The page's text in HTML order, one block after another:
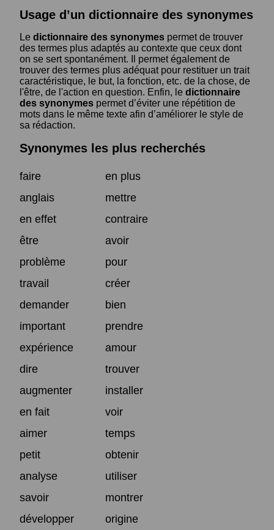
Usage d’un dictionnaire des synonymes
Le dictionnaire des synonymes permet de trouver
des termes plus adaptés au contexte que ceux dont
on se sert spontanément. Il permet également de
trouver des termes plus adéquat pour restituer un trait
caractéristique, le but, la fonction, etc. de la chose, de
l'être, de l'action en question. Enfin, le dictionnaire
des synonymes permet d’éviter une répétition de
mots dans le même texte afin d’améliorer le style de
sa rédaction.
Synonymes les plus recherchés
faire
en plus
anglais
mettre
en effet
contraire
être
avoir
problème
pour
travail
créer
demander
bien
important
prendre
expérience
amour
dire
trouver
augmenter
installer
en fait
voir
aimer
temps
petit
obtenir
analyse
utiliser
savoir
montrer
développer
origine